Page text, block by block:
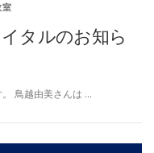
タルのお知ら
鳥越由美さんは …